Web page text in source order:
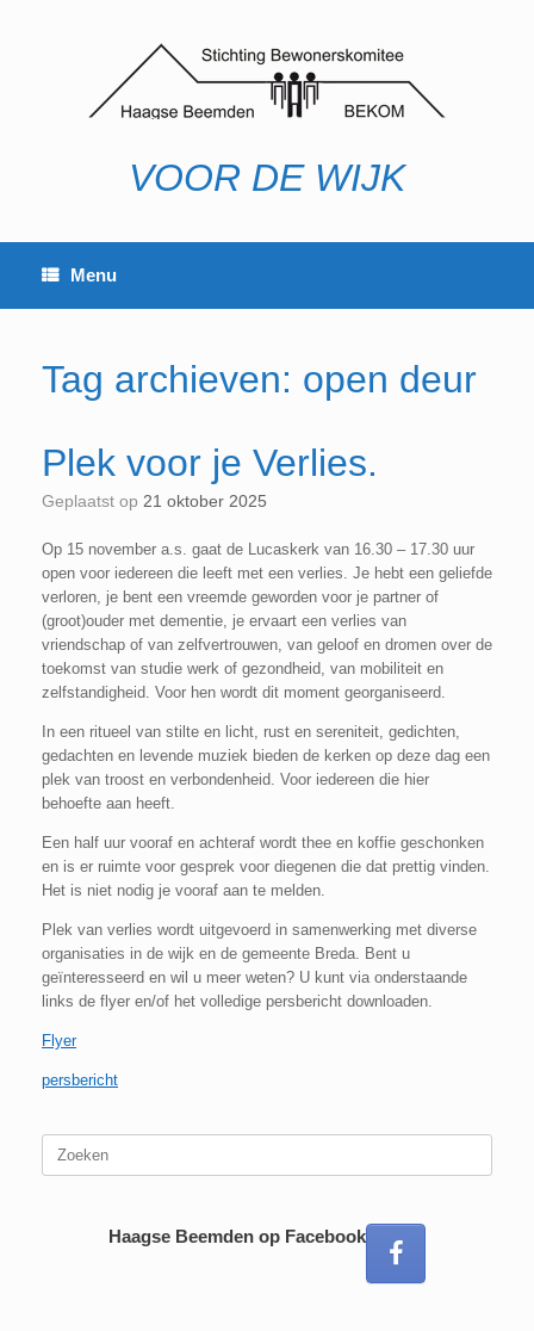
VOOR DE WIJK
Menu
Tag archieven: open deur
Plek voor je Verlies.
Geplaatst op 21 oktober 2025
Op 15 november a.s. gaat de Lucaskerk van 16.30 – 17.30 uur
open voor iedereen die leeft met een verlies. Je hebt een geliefde
verloren, je bent een vreemde geworden voor je partner of
(groot)ouder met dementie, je ervaart een verlies van
vriendschap of van zelfvertrouwen, van geloof en dromen over de
toekomst van studie werk of gezondheid, van mobiliteit en
zelfstandigheid. Voor hen wordt dit moment georganiseerd.
In een ritueel van stilte en licht, rust en sereniteit, gedichten,
gedachten en levende muziek bieden de kerken op deze dag een
plek van troost en verbondenheid. Voor iedereen die hier
behoefte aan heeft.
Een half uur vooraf en achteraf wordt thee en koffie geschonken
en is er ruimte voor gesprek voor diegenen die dat prettig vinden.
Het is niet nodig je vooraf aan te melden.
Plek van verlies wordt uitgevoerd in samenwerking met diverse
organisaties in de wijk en de gemeente Breda. Bent u
geïnteresseerd en wil u meer weten? U kunt via onderstaande
links de flyer en/of het volledige persbericht downloaden.
Flyer
persbericht
Zoeken
Haagse Beemden op Facebook